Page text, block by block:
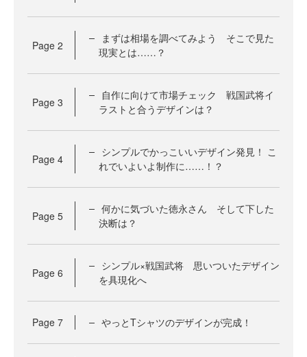
Page 2
まずは相場を調べてみよう そこで見た
現実とは……？
Page 3
自作に向けて市場チェック 戦国武将イ
ラストと合うデザインは？
Page 4
シンプルでかっこいいデザイン発見！ こ
れでいよいよ制作に……！？
Page 5
何かに気づいた徳永さん そして下した
決断は？
Page 6
シンプル×戦国武将 思いついたデザイン
を具現化へ
Page 7 やっとTシャツのデザインが完成！